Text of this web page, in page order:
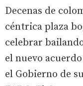
Decenas de
céntrica plaza
celebrar
el nuevo
el Gobierno de